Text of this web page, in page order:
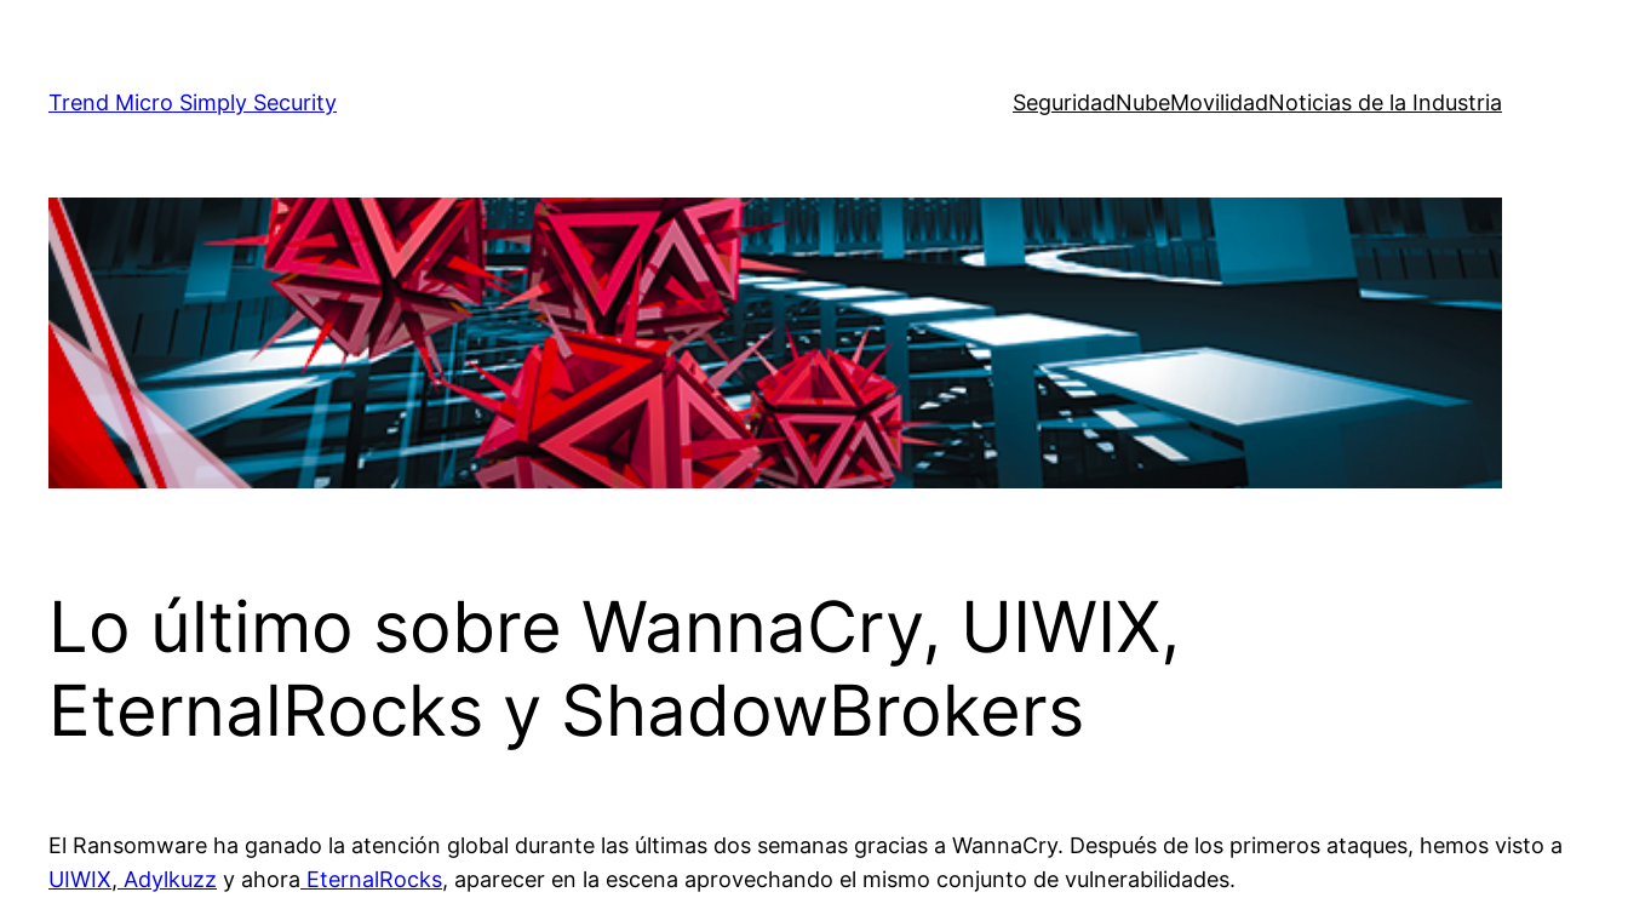
content
Trend Micro Simply Security SeguridadNubeMovilidadNoticias de la Industria
Lo último sobre WannaCry, UIWIX,
EternalRocks y ShadowBrokers
El Ransomware ha ganado la atención global durante las últimas dos semanas gracias a WannaCry. Después de los primeros ataques, hemos visto a
UIWIX, Adylkuzz y ahora EternalRocks, aparecer en la escena aprovechando el mismo conjunto de vulnerabilidades.